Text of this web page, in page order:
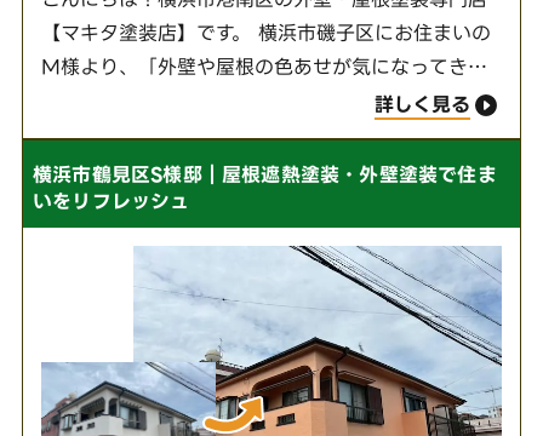
【マキタ塗装店】です。 横浜市磯子区にお住まいの
M様より、「外壁や屋根の色あせが気になってきた
ので塗り替えを考えている。せっかく工事をするな
ら、外観のイメージも一新したい。」とご相談を
い…
詳しく見る
横浜市鶴見区S様邸｜屋根遮熱塗装・外壁塗装で住ま
いをリフレッシュ